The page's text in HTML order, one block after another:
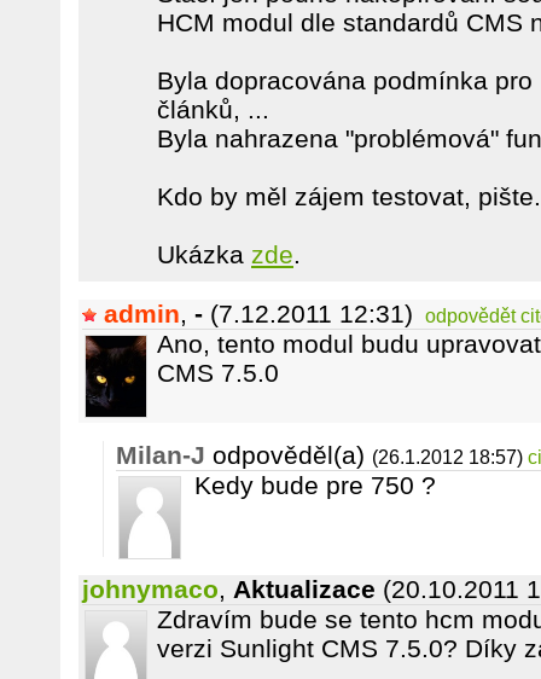
HCM modul dle standardů CMS
Byla dopracována podmínka
článků, ...
Byla nahrazena "problémová"
Kdo by měl zájem testovat, pište.
Ukázka zde.
admin, - (7.12.2011 12:31) odpovědět
Ano, tento modul budu
CMS 7.5.0
Milan-J odpověděl(a) (26.1.2012 18:57)
Kedy bude pre 750 ?
johnymaco, Aktualizace (20.10.2011
Zdravím bude se tento hcm
verzi Sunlight CMS 7.5.0? Díky